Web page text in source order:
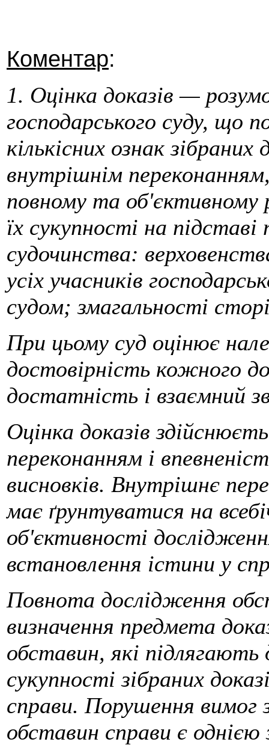
Коментар:
1. Оцінка доказів —
господарського суду, що
кількісних ознак
внутрішнім
повному та об'єктивному
їх сукупності на
судочинства:
усіх учасників
судом; змагальності
При цьому суд оцінює
достовірність кожного
достатність і взаємний
Оцінка доказів
переконанням і
висновків. Внутрішнє
має ґрунтуватися на
об'єктивності
встановлення істини у
Повнота дослідження
визначення предмета
обставин, які підлягають
сукупності зібраних
справи. Порушення вимог
обставин справи є однією